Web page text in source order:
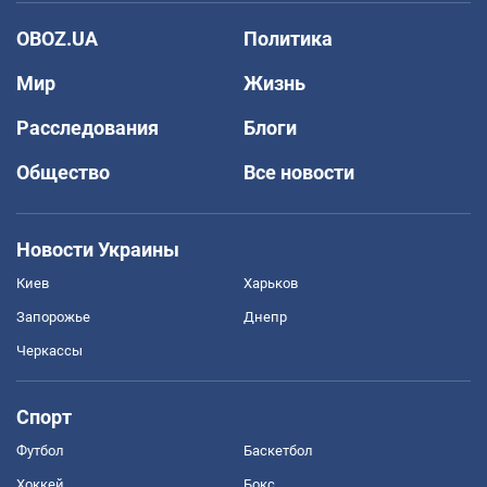
OBOZ.UA
Политика
Мир
Жизнь
Расследования
Блоги
Общество
Все новости
Новости Украины
Киев Харьков
Запорожье Днепр
Черкассы
Спорт
Футбол Баскетбол